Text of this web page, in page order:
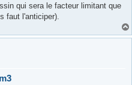
qui sera le facteur limitant que
faut l'anticiper).